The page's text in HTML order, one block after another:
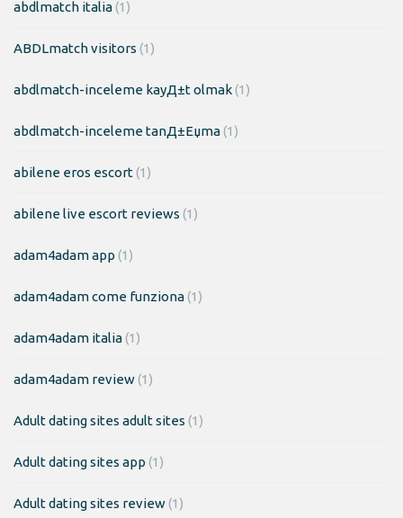
abdlmatch italia(1)
ABDLmatch visitors (1)
abdlmatch-inceleme kayД±t olmak(1)
abdlmatch-inceleme tanД±Еџma(1)
abilene eros escort(1)
abilene live escort reviews (1)
adam4adam app (1)
adam4adam come funziona(1)
adam4adam italia(1)
adam4adam review(1)
Adult dating sites adult sites (1)
Adult dating sites app (1)
Adult dating sites review(1)